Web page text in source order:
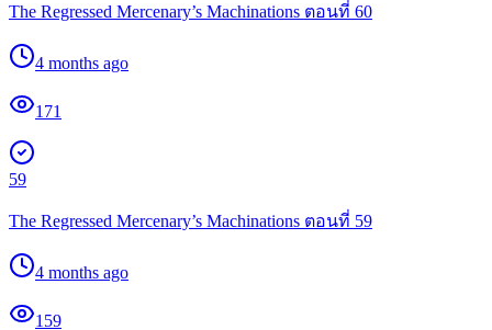
The Regressed Mercenary’s Machinations ตอนที่ 60
4 months ago
171
59
The Regressed Mercenary’s Machinations ตอนที่ 59
4 months ago
159